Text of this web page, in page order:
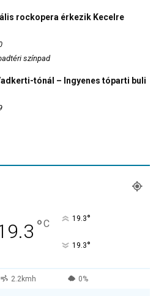
rockopera érkezik Kecelre
színpad
tónál – Ingyenes tóparti buli
°C 19.3°
19.3°
2.2kmh 0%